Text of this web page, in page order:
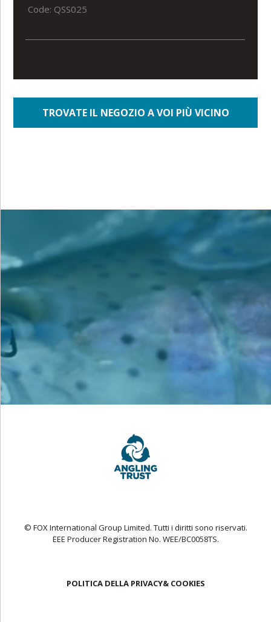
Code: QSS025
TROVATE IL NEGOZIO A VOI PIÙ VICINO
© FOX International Group Limited. Tutti i diritti sono riservati.
EEE Producer Registration No. WEE/BC0058TS.
POLITICA DELLA PRIVACY& COOKIES